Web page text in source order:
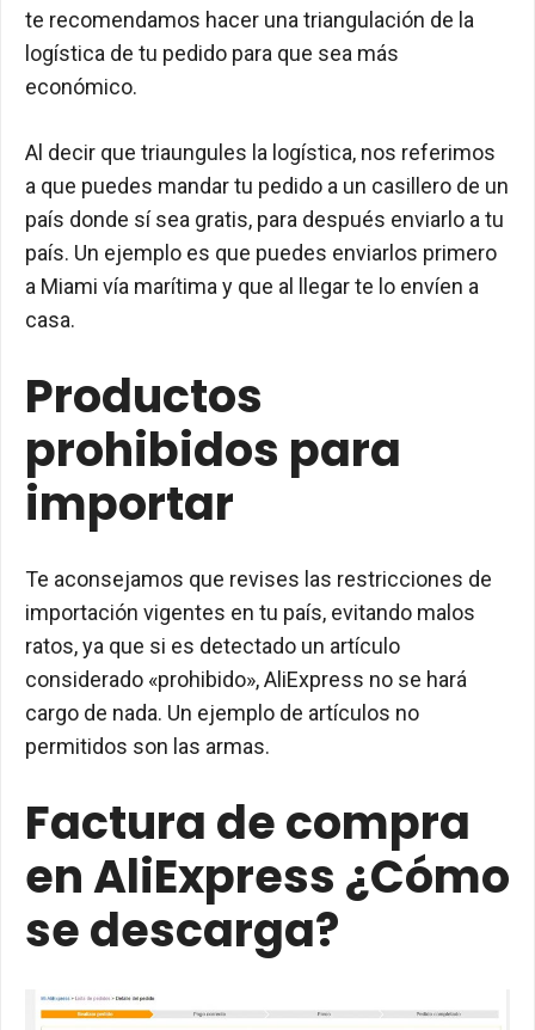
te recomendamos hacer una triangulación de la
logística de tu pedido para que sea más
económico.
Al decir que triaungules la logística, nos referimos
a que puedes mandar tu pedido a un casillero de un
país donde sí sea gratis, para después enviarlo a tu
país. Un ejemplo es que puedes enviarlos primero
a Miami vía marítima y que al llegar te lo envíen a
casa.
Productos
prohibidos para
importar
Te aconsejamos que revises las restricciones de
importación vigentes en tu país, evitando malos
ratos, ya que si es detectado un artículo
considerado «prohibido», AliExpress no se hará
cargo de nada. Un ejemplo de artículos no
permitidos son las armas.
Factura de compra
en AliExpress ¿Cómo
se descarga?